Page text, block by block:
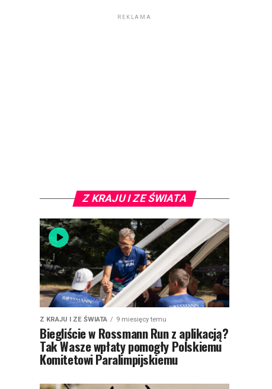
REKLAMA
Z KRAJU I ZE ŚWIATA
Z KRAJU I ZE ŚWIATA 9 miesięcy temu
Biegliście w Rossmann Run z aplikacją?
Tak Wasze wpłaty pomogły Polskiemu
Komitetowi Paralimpijskiemu